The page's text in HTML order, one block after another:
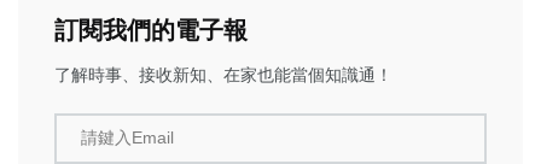
訂閱我們的電子報
了解時事、接收新知、在家也能當個知識通！
請鍵入Email